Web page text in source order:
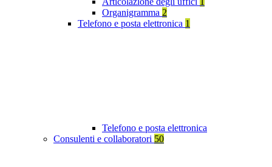
Organigramma 2
Telefono e posta elettronica 1
Telefono e posta elettronica
Consulenti e collaboratori 50